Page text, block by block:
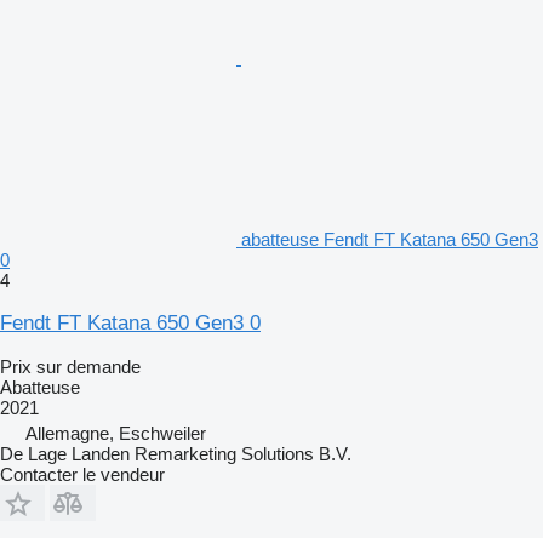
abatteuse Fendt FT Katana 650 Gen3
0
4
Fendt FT Katana 650 Gen3 0
Prix sur demande
Abatteuse
2021
Allemagne, Eschweiler
De Lage Landen Remarketing Solutions B.V.
Contacter le vendeur